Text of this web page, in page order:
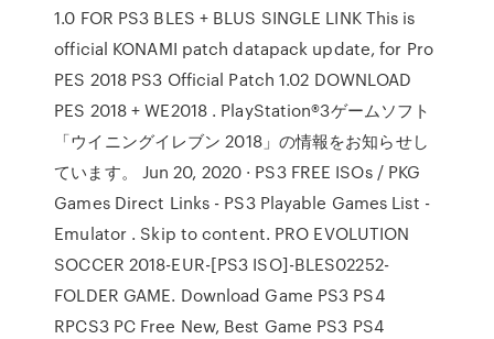
1.0 FOR PS3 BLES + BLUS SINGLE LINK This is
official KONAMI patch datapack update, for Pro
PES 2018 PS3 Official Patch 1.02 DOWNLOAD
PES 2018 + WE2018 . PlayStation®3ゲームソフト
「ウイニングイレブン 2018」の情報をお知らせし
ています。 Jun 20, 2020 · PS3 FREE ISOs / PKG
Games Direct Links - PS3 Playable Games List -
Emulator . Skip to content. PRO EVOLUTION
SOCCER 2018-EUR-[PS3 ISO]-BLES02252-
FOLDER GAME. Download Game PS3 PS4
RPCS3 PC Free New, Best Game PS3 PS4